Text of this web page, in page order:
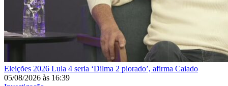
Eleições 2026 Lula 4 seria ‘Dilma 2 piorado’, afirma Caiado
05/08/2026 às 16:39